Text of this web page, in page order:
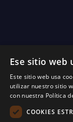
Ese sitio web
Este sitio web usa
utilizar nuestro sitio
con nuestra Política
COOKIES